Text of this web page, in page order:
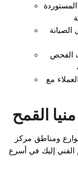
الفحص
مع
القمح
ومناطق مركز
الفني إليك في أسرع